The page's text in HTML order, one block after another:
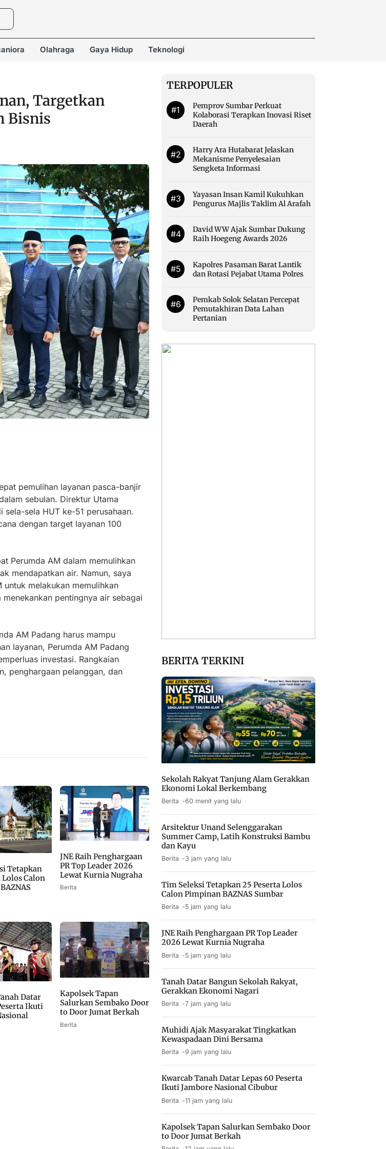
Olahraga Gaya Hidup Teknologi
Targetkan
Bisnis
pemulihan layanan pasca-banjir
sebulan. Direktur Utama
sela-sela HUT ke-51 perusahaan.
dengan target layanan 100
Perumda AM dalam memulihkan
mendapatkan air. Namun, saya
melakukan memulihkan
pentingnya air sebagai
AM Padang harus mampu
layanan, Perumda AM Padang
investasi. Rangkaian
penghargaan pelanggan, dan
Tetapkan
Lolos Calon
JNE Raih Penghargaan
PR Top Leader 2026
Lewat Kurnia Nugraha
Berita
Datar
Ikuti
Kapolsek Tapan
Salurkan Sembako Door
to Door Jumat Berkah
Berita
TERPOPULER
#1
Pemprov Sumbar Perkuat
Kolaborasi Terapkan Inovasi Riset
Daerah
#2
Harry Ara Hutabarat Jelaskan
Mekanisme Penyelesaian
Sengketa Informasi
#3
Yayasan Insan Kamil Kukuhkan
Pengurus Majlis Taklim Al Arafah
#4
David WW Ajak Sumbar Dukung
Raih Hoegeng Awards 2026
#5
Kapolres Pasaman Barat Lantik
dan Rotasi Pejabat Utama Polres
#6
Pemkab Solok Selatan Percepat
Pemutakhiran Data Lahan
Pertanian
BERITA TERKINI
Sekolah Rakyat Tanjung Alam Gerakkan
Ekonomi Lokal Berkembang
Berita 60 menit yang lalu
Arsitektur Unand Selenggarakan
Summer Camp, Latih Konstruksi Bambu
dan Kayu
Berita 3 jam yang lalu
Tim Seleksi Tetapkan 25 Peserta Lolos
Calon Pimpinan BAZNAS Sumbar
Berita 5 jam yang lalu
JNE Raih Penghargaan PR Top Leader
2026 Lewat Kurnia Nugraha
Berita 5 jam yang lalu
Tanah Datar Bangun Sekolah Rakyat,
Gerakkan Ekonomi Nagari
Berita 7 jam yang lalu
Muhidi Ajak Masyarakat Tingkatkan
Kewaspadaan Dini Bersama
Berita 9 jam yang lalu
Kwarcab Tanah Datar Lepas 60 Peserta
Ikuti Jambore Nasional Cibubur
Berita 11 jam yang lalu
Kapolsek Tapan Salurkan Sembako Door
to Door Jumat Berkah